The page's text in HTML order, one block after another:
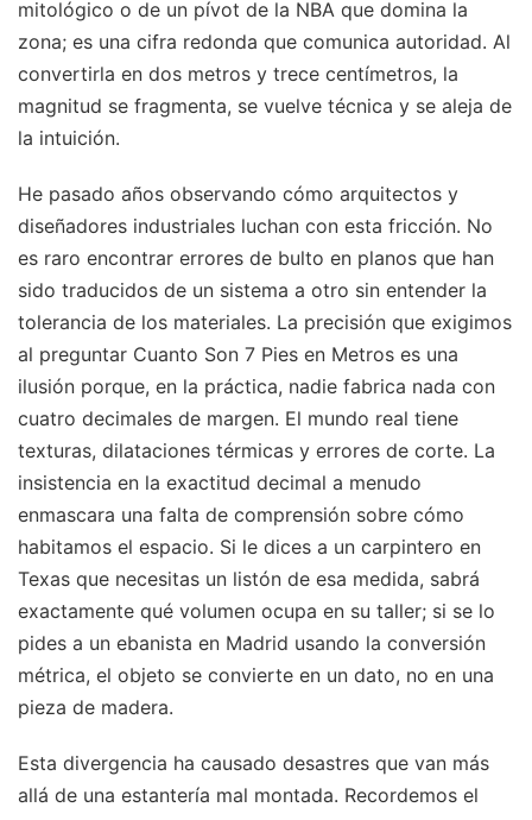
mitológico o de un pívot de la NBA que domina la
zona; es una cifra redonda que comunica autoridad. Al
convertirla en dos metros y trece centímetros, la
magnitud se fragmenta, se vuelve técnica y se aleja de
la intuición.
He pasado años observando cómo arquitectos y
diseñadores industriales luchan con esta fricción. No
es raro encontrar errores de bulto en planos que han
sido traducidos de un sistema a otro sin entender la
tolerancia de los materiales. La precisión que exigimos
al preguntar Cuanto Son 7 Pies en Metros es una
ilusión porque, en la práctica, nadie fabrica nada con
cuatro decimales de margen. El mundo real tiene
texturas, dilataciones térmicas y errores de corte. La
insistencia en la exactitud decimal a menudo
enmascara una falta de comprensión sobre cómo
habitamos el espacio. Si le dices a un carpintero en
Texas que necesitas un listón de esa medida, sabrá
exactamente qué volumen ocupa en su taller; si se lo
pides a un ebanista en Madrid usando la conversión
métrica, el objeto se convierte en un dato, no en una
pieza de madera.
Esta divergencia ha causado desastres que van más
allá de una estantería mal montada. Recordemos el